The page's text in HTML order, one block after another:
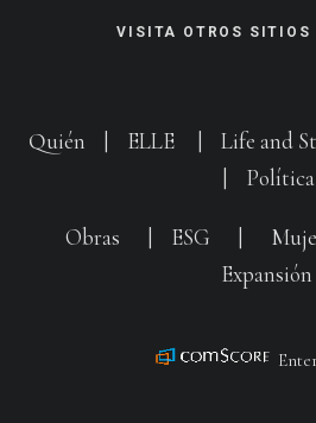
VISITA OTROS SITIOS
Quién ELLE Life and
Política
Obras ESG
Expansión